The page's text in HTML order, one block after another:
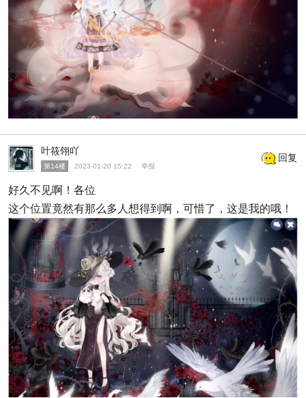
叶筱翎吖
第14楼 2023-01-20 15:22 举报
回复
好久不见啊！各位
这个位置竟然有那么多人想得到啊，可惜了，这是我的哦！